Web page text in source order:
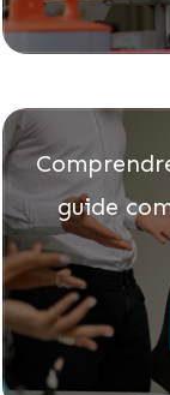
guide